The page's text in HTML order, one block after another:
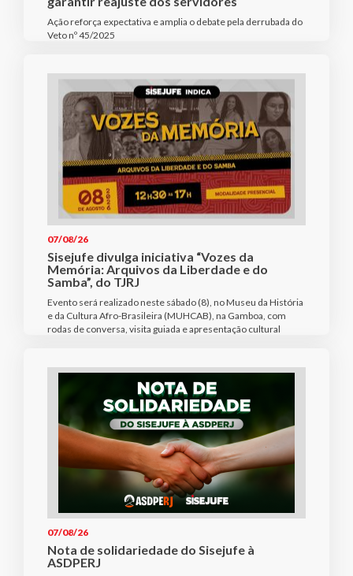
Ação reforça expectativa e amplia o debate pela derrubada do
Veto nº 45/2025
07/08/26
Sisejufe divulga iniciativa “Vozes da
Memória: Arquivos da Liberdade e do
Samba”, do TJRJ
Evento será realizado neste sábado (8), no Museu da História
e da Cultura Afro-Brasileira (MUHCAB), na Gamboa, com
rodas de conversa, visita guiada e apresentação cultural
07/08/26
Nota de solidariedade do Sisejufe à
ASDPERJ